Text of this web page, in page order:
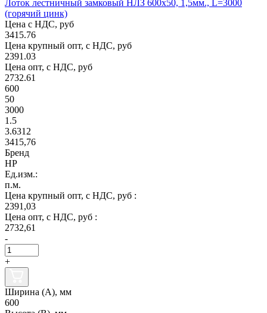
Лоток лестничный замковый НЛЗ 600х50, 1,5мм., L=3000
(горячий цинк)
Цена с НДС, руб
3415.76
Цена крупный опт, с НДС, руб
2391.03
Цена опт, с НДС, руб
2732.61
600
50
3000
1.5
3.6312
3415,76
Бренд
НР
Ед.изм.:
п.м.
Цена крупный опт, с НДС, руб :
2391,03
Цена опт, с НДС, руб :
2732,61
-
+
Ширина (А), мм
600